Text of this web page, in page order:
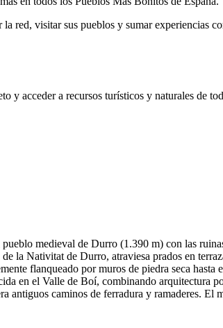
red, visitar sus pueblos y sumar experiencias
y acceder a recursos turísticos y naturales de
medieval de Durro (1.390 m) con las
la Nativitat de Durro, atraviesa prados en
flanqueado por muros de piedra seca
en el Valle de Boí, combinando arquitectura
caminos de ferradura y ramaderes.